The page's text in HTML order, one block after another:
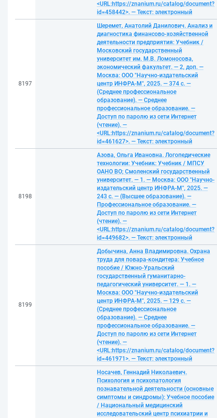
<URL:https://znanium.ru/catalog/document?
id=458442>. — Текст: электронный
8197
Шеремет, Анатолий Данилович. Анализ и
диагностика финансово-хозяйственной
деятельности предприятия: Учебник /
Московский государственный
университет им. М.В. Ломоносова,
экономический факультет. — 2, доп. —
Москва: ООО "Научно-издательский
центр ИНФРА-М", 2025. — 374 с. —
(Среднее профессиональное
образование). — Среднее
профессиональное образование. —
Доступ по паролю из сети Интернет
(чтение). —
<URL:https://znanium.ru/catalog/document?
id=461627>. — Текст: электронный
8198
Азова, Ольга Ивановна. Логопедические
технологии: Учебник: Учебник / МПСУ
ОАНО ВО; Смоленский государственный
университет. — 1. — Москва: ООО "Научно-
издательский центр ИНФРА-М", 2025. —
243 с. — (Высшее образование). —
Профессиональное образование. —
Доступ по паролю из сети Интернет
(чтение). —
<URL:https://znanium.ru/catalog/document?
id=449682>. — Текст: электронный
8199
Добычина, Анна Владимировна. Охрана
труда для повара-кондитера: Учебное
пособие / Южно-Уральский
государственный гуманитарно-
педагогический университет. — 1. —
Москва: ООО "Научно-издательский
центр ИНФРА-М", 2025. — 129 с. —
(Среднее профессиональное
образование). — Среднее
профессиональное образование. —
Доступ по паролю из сети Интернет
(чтение). —
<URL:https://znanium.ru/catalog/document?
id=461971>. — Текст: электронный
Носачев, Геннадий Николаевич.
Психология и психопатология
познавательной деятельности (основные
симптомы и синдромы): Учебное пособие
/ Национальный медицинский
исследовательский центр психиатрии и